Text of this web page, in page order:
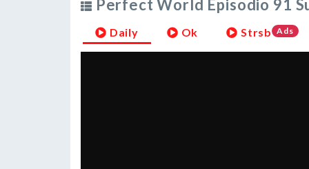
Perfect World Episodio 91
Daily Ok Strsb Ads